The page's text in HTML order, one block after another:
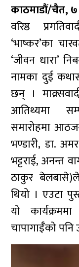
काठमाडौं/चैत, ७
वरिष्ठ
‘भाष्कर’का
‘जीवन धारा’
नामका दुई
छन् ।
आतिथ्यमा
समारोहमा
भण्डारी, डा.
भट्टराई, अनन्त
ठाकुर
थियो । एउटा
यो
चापागाईँको पनि